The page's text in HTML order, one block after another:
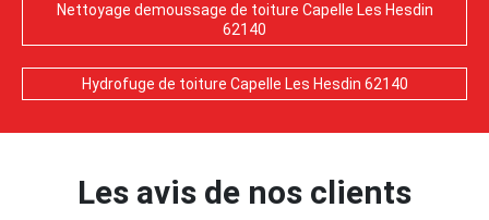
Nettoyage demoussage de toiture Capelle Les Hesdin
62140
Hydrofuge de toiture Capelle Les Hesdin 62140
Les avis de nos clients